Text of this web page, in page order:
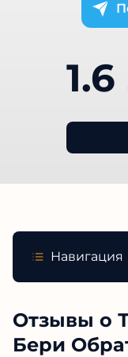
1.6
Навигация
Отзывы о
Бери